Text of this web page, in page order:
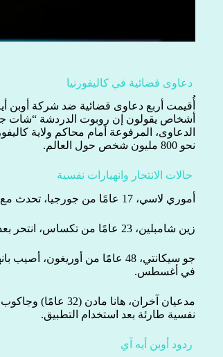
دعاوى قضائية في كاليفورنيا
أُقيمت أربع دعاوى قضائية ضد شركة أوبن
أشخاص يقولون إن روبوت الدردشة “شات
الدعاوى، المرفوعة أمام محاكم ولاية
نحو 800 مليون شخص حول العالم.
حالات الانتحار وانهيارات نفسية
أموري لاسي، 17 عامًا من جورجيا، تحدث مع الروبوت حول الانتحار لمدة شهر قبل وفاته في أغسطس.
زين شامبلين، 23 عامًا من تكساس، انتحر بعد تشجيع من “شات جي بي تي”.
جو سيكانتي، 48 عامًا من
في أغسطس.
نفسية طارئة بعد استخدام التطبيق.
ردود أوبن أيه آي